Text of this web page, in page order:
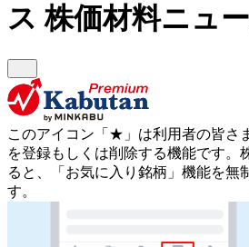
ス株価材料ニュ
このアイコン 「★」 は利用者の皆さ
を登録もしくは削除する機能です。
ると、「お気に入り銘柄」機能を無
す。